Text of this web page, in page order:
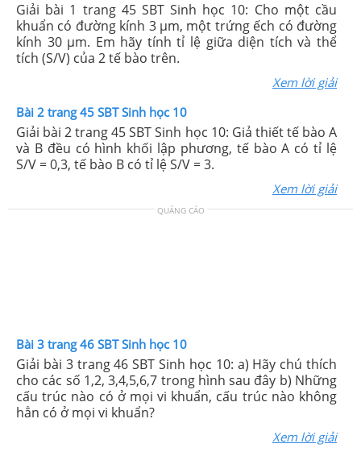
Giải bài 1 trang 45 SBT Sinh học 10: Cho một cầu
khuẩn có đường kính 3 μm, một trứng ếch có đường
kính 30 μm. Em hãy tính tỉ lệ giữa diện tích và thể
tích (S/V) của 2 tế bào trên.
Xem lời giải
Bài 2 trang 45 SBT Sinh học 10
Giải bài 2 trang 45 SBT Sinh học 10: Giả thiết tế bào A
và B đều có hình khối lập phương, tế bào A có tỉ lệ
S/V = 0,3, tế bào B có tỉ lệ S/V = 3.
Xem lời giải
QUẢNG CÁO
Bài 3 trang 46 SBT Sinh học 10
Giải bài 3 trang 46 SBT Sinh học 10: a) Hãy chú thích
cho các số 1,2, 3,4,5,6,7 trong hình sau đây b) Những
cấu trúc nào có ở mọi vi khuẩn, cấu trúc nào không
hẳn có ở mọi vi khuẩn?
Xem lời giải